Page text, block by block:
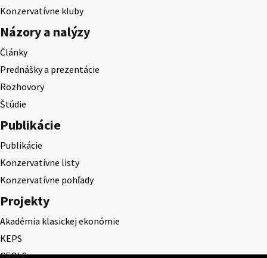
Konzervatívne kluby
Názory a nalýzy
Články
Prednášky a prezentácie
Rozhovory
Štúdie
Publikácie
Publikácie
Konzervatívne listy
Konzervatívne pohľady
Projekty
Akadémia klasickej ekonómie
KEPS
CEQLS